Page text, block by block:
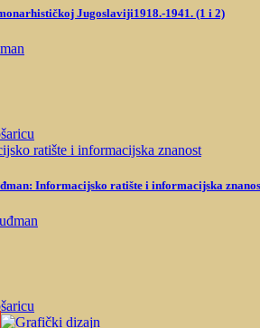
Jugoslaviji1918.-1941. (1 i 2)
Informacijsko ratište i informacijska